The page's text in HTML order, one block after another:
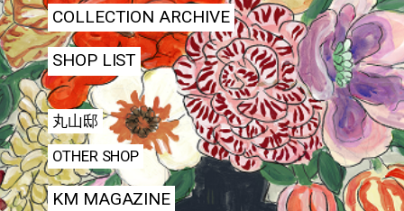
COLLECTION ARCHIVE
SHOP LIST
丸山邸
OTHER SHOP
KM MAGAZINE